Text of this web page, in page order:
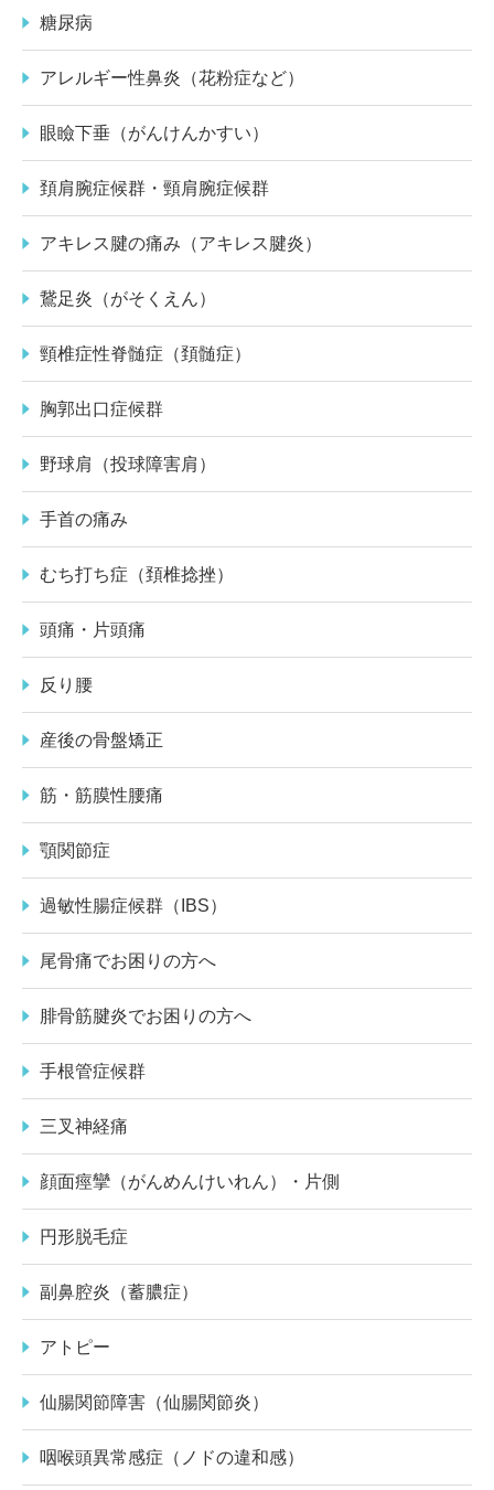
糖尿病
アレルギー性鼻炎（花粉症など）
眼瞼下垂（がんけんかすい）
頚肩腕症候群・頸肩腕症候群
アキレス腱の痛み（アキレス腱炎）
鵞足炎（がそくえん）
頸椎症性脊髄症（頚髄症）
胸郭出口症候群
野球肩（投球障害肩）
手首の痛み
むち打ち症（頚椎捻挫）
頭痛・片頭痛
反り腰
産後の骨盤矯正
筋・筋膜性腰痛
顎関節症
過敏性腸症候群（IBS）
尾骨痛でお困りの方へ
腓骨筋腱炎でお困りの方へ
手根管症候群
三叉神経痛
顔面痙攣（がんめんけいれん）・片側
円形脱毛症
副鼻腔炎（蓄膿症）
アトピー
仙腸関節障害（仙腸関節炎）
咽喉頭異常感症（ノドの違和感）